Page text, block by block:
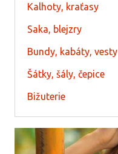
Kalhoty, kraťasy
Saka, blejzry
Bundy, kabáty, vesty
Šátky, šály, čepice
Bižuterie